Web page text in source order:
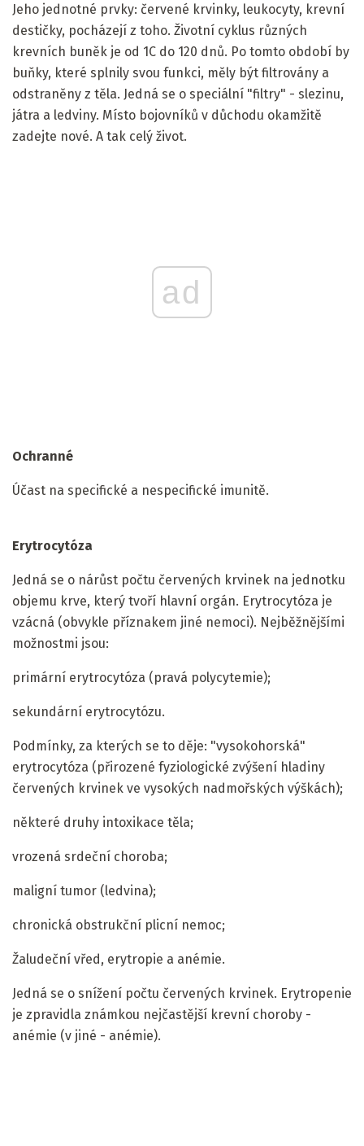
Jeho jednotné prvky: červené krvinky, leukocyty, krevní
destičky, pocházejí z toho. Životní cyklus různých
krevních buněk je od 1C do 120 dnů. Po tomto období by
buňky, které splnily svou funkci, měly být filtrovány a
odstraněny z těla. Jedná se o speciální "filtry" - slezinu,
játra a ledviny. Místo bojovníků v důchodu okamžitě
zadejte nové. A tak celý život.
ad
Ochranné
Účast na specifické a nespecifické imunitě.
Erytrocytóza
Jedná se o nárůst počtu červených krvinek na jednotku
objemu krve, který tvoří hlavní orgán. Erytrocytóza je
vzácná (obvykle příznakem jiné nemoci). Nejběžnějšími
možnostmi jsou:
primární erytrocytóza (pravá polycytemie);
sekundární erytrocytózu.
Podmínky, za kterých se to děje: "vysokohorská"
erytrocytóza (přirozené fyziologické zvýšení hladiny
červených krvinek ve vysokých nadmořských výškách);
některé druhy intoxikace těla;
vrozená srdeční choroba;
maligní tumor (ledvina);
chronická obstrukční plicní nemoc;
Žaludeční vřed, erytropie a anémie.
Jedná se o snížení počtu červených krvinek. Erytropenie
je zpravidla známkou nejčastější krevní choroby -
anémie (v jiné - anémie).